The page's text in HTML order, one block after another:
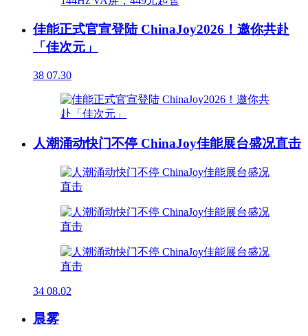
佳能正式官宣登陆 ChinaJoy2026！邀你共赴
「佳次元」
38 07.30
人潮涌动快门不停 ChinaJoy佳能展台盛况直击
34 08.02
晨雾